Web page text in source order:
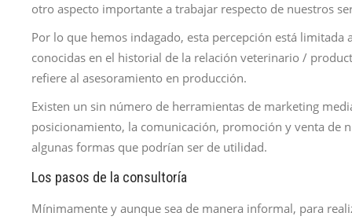
otro aspecto importante a trabajar respecto de nuestros
Por lo que hemos indagado, esta percepción está limitada
conocidas en el historial de la relación veterinario /
refiere al asesoramiento en producción.
Existen un sin número de herramientas de marketing
posicionamiento, la comunicación, promoción y venta de
algunas formas que podrían ser de utilidad.
Los pasos de la consultoría
Mínimamente y aunque sea de manera informal, para